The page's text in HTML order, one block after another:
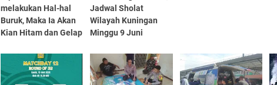
melakukan Hal-hal
Buruk, Maka Ia Akan
Kian Hitam dan Gelap
Jadwal Sholat
Wilayah Kuningan
Minggu 9 Juni